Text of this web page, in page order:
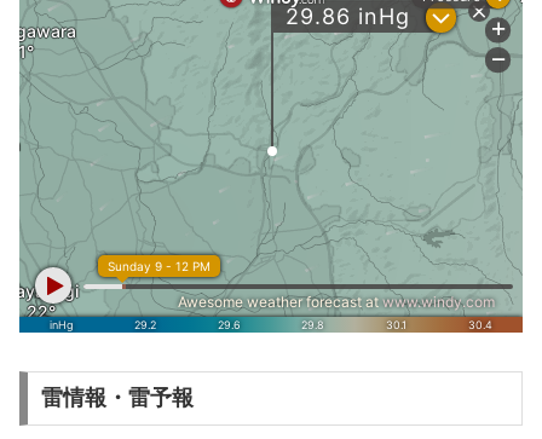
雷情報・雷予報